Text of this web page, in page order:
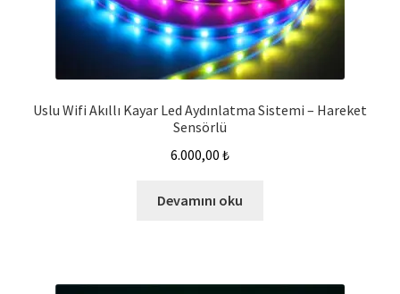
Uslu Wifi Akıllı Kayar Led Aydınlatma Sistemi – Hareket
Sensörlü
6.000,00 ₺
Devamını oku